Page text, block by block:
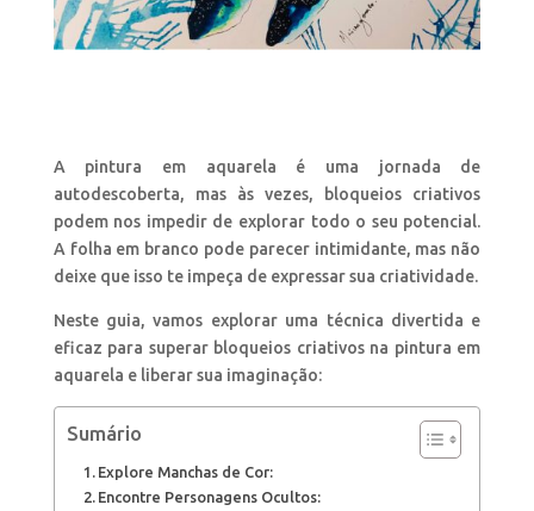
A pintura em aquarela é uma jornada de
autodescoberta, mas às vezes, bloqueios criativos
podem nos impedir de explorar todo o seu potencial.
A folha em branco pode parecer intimidante, mas não
deixe que isso te impeça de expressar sua criatividade.
Neste guia, vamos explorar uma técnica divertida e
eficaz para superar bloqueios criativos na pintura em
aquarela e liberar sua imaginação:
Sumário
Explore Manchas de Cor:
Encontre Personagens Ocultos: